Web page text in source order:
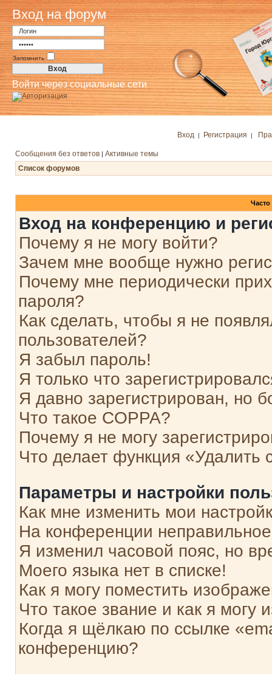
Вход на форум
Запомнить
Войти через социальные сети
Вход | Регистрация |
Сообщения без ответов | Активные темы
Список форумов
Вход на конференцию и
Почему я не могу войти?
Зачем мне вообще нужно
Почему мне периодически
пароля?
Как сделать, чтобы я не
пользователей?
Я забыл пароль!
Я только что
Я давно зарегистрирован, но
Что такое COPPA?
Почему я не могу
Что делает функция «Удалить
Параметры и настройки
Как мне изменить мои
На конференции
Я изменил часовой пояс, но
Моего языка нет в списке!
Как я могу поместить
Что такое звание и как я могу
Когда я щёлкаю по ссылке
конференцию?